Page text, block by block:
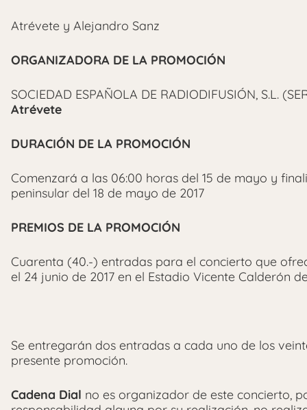
Atrévete y Alejandro Sanz
ORGANIZADORA DE LA PROMOCIÓN
SOCIEDAD ESPAÑOLA DE RADIODIFUSIÓN, S.L.
Atrévete
DURACIÓN DE LA PROMOCIÓN
Comenzará a las 06:00 horas del 15 de mayo y
peninsular del 18 de mayo de 2017
PREMIOS DE LA PROMOCIÓN
Cuarenta (40.-) entradas para el concierto que
el 24 junio de 2017 en el Estadio Vicente Calderón
Se entregarán dos entradas a cada uno de los
presente promoción.
Cadena Dial no es organizador de este concierto,